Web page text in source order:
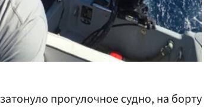
затонуло прогулочное судно, на борту